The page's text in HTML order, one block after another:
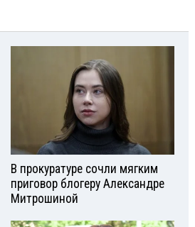
В прокуратуре сочли мягким
приговор блогеру Александре
Митрошиной